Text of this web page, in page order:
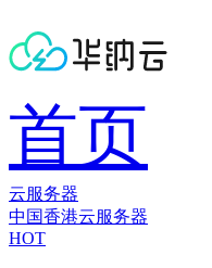
首页
云服务器
中国香港云服务器
HOT